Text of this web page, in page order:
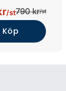
/st790 kr/st
Köp